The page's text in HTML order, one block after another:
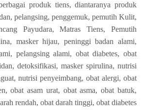
produk tiens, diantaranya produk
pelangsing, penggemuk, pemutih Kulit,
Payudara, Matras Tiens, Pemutih
masker hijau, peninggi badan alami,
pelangsing alami, obat diabetes, obat
detoksifikasi, masker spirulina, nutrisi
nutrisi penyeimbang, obat alergi, obat
obat asam urat, obat asma, obat batuk,
rendah, obat darah tinggi, obat diabetes